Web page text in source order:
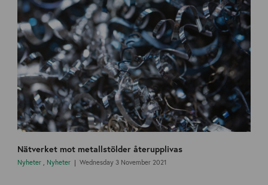
Nätverket mot metallstölder återupplivas
Nyheter Nyheter Wednesday 3 November 2021